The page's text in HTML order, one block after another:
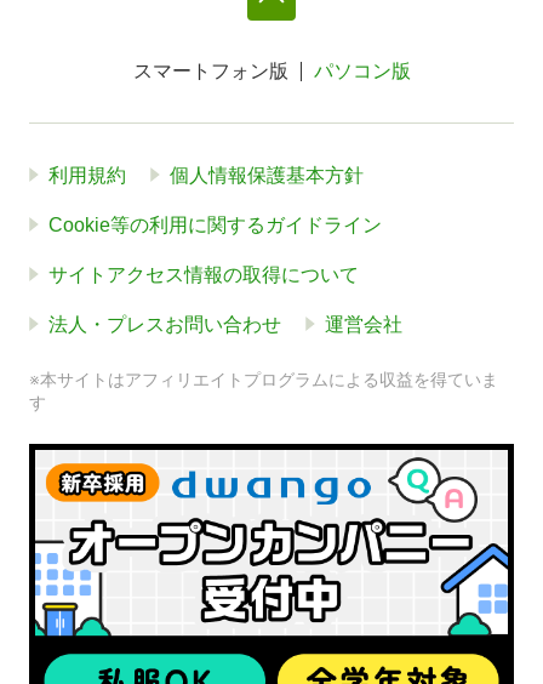
スマートフォン版 パソコン版
利用規約 個人情報保護基本方針
Cookie等の利用に関するガイドライン
サイトアクセス情報の取得について
法人・プレスお問い合わせ 運営会社
※本サイトはアフィリエイトプログラムによる収益を得ていま
す